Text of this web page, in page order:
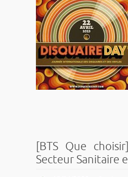
[BTS Que
Secteur Sanitaire